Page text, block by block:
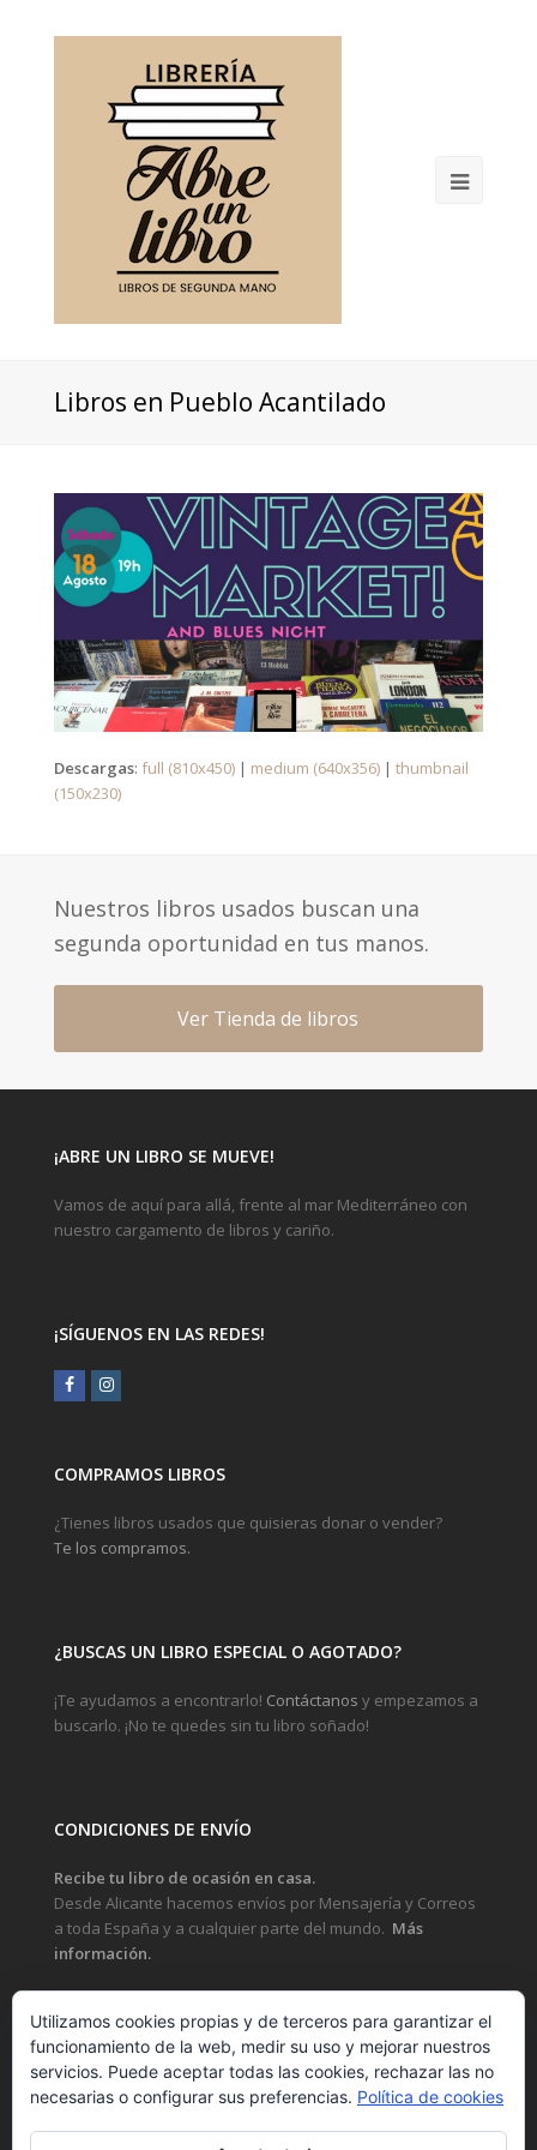
Open
Libros en Pueblo Acantilado
Descargas: full (810x450)| medium (640x356)| thumbnail
(150x230)
Nuestros libros usados buscan una
segunda oportunidad en tus manos.
Ver Tienda de libros
¡ABRE UN LIBRO SE MUEVE!
Vamos de aquí para allá, frente al mar Mediterráneo con
nuestro cargamento de libros y cariño.
¡SÍGUENOS EN LAS REDES!
FacebookInstagram
COMPRAMOS LIBROS
¿Tienes libros usados que quisieras donar o vender?
Te los compramos.
¿BUSCAS UN LIBRO ESPECIAL O AGOTADO?
¡Te ayudamos a encontrarlo! Contáctanos y empezamos a
buscarlo. ¡No te quedes sin tu libro soñado!
CONDICIONES DE ENVÍO
Recibe tu libro de ocasión en casa.
Desde Alicante hacemos envíos por Mensajería y Correos
a toda España y a cualquier parte del mundo. Más
información.
LEGAL
POLÍTICA DE PRIVACIDAD Y PROTECCIÓN DE DATOS
Utilizamos cookies propias y de terceros para garantizar el
funcionamiento de la web, medir su uso y mejorar nuestros
servicios. Puede aceptar todas las cookies, rechazar las no
necesarias o configurar sus preferencias. Política de cookies